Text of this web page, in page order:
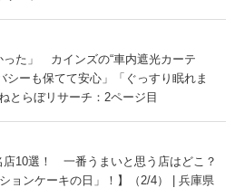
った」 カインズの“車内遮光カーテ
ーも保てて安心」「ぐっすり眠れま
とらぼリサーチ：2ページ目
店10選！ 一番うまいと思う店はどこ？
ョンケーキの日」！】（2/4） | 兵庫県